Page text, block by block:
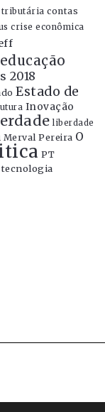
tributária contas
crise econômica
educação
2018
Estado de
Inovação
liberdade
Merval Pereira O
PT
tecnologia